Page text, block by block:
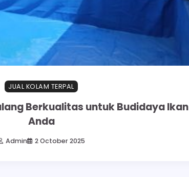
JUAL KOLAM TERPAL
Berkualitas untuk Budidaya Ikan
Anda
Admin 2 October 2025